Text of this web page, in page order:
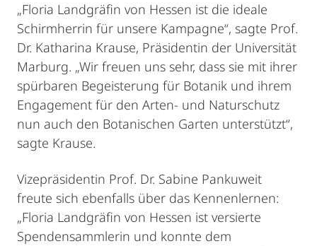
„Floria Landgräfin von Hessen ist die ideale
Schirmherrin für unsere Kampagne“, sagte Prof.
Dr. Katharina Krause, Präsidentin der Universität
Marburg. „Wir freuen uns sehr, dass sie mit ihrer
spürbaren Begeisterung für Botanik und ihrem
Engagement für den Arten- und Naturschutz
nun auch den Botanischen Garten unterstützt“,
sagte Krause.
Vizepräsidentin Prof. Dr. Sabine Pankuweit
freute sich ebenfalls über das Kennenlernen:
„Floria Landgräfin von Hessen ist versierte
Spendensammlerin und konnte dem